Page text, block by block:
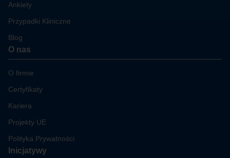
Ankiety
Przypadki Kliniczne
Blog
O nas
O firmie
Certyfikaty
Kariera
Projekty UE
Polityka Prywatności
Inicjatywy